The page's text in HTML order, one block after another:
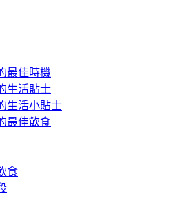
最佳時機
生活貼士
生活小貼士
最佳飲食
食